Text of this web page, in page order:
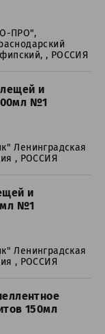
ПРО",
, РОССИЯ
и
№1
Ленинградская
, РОССИЯ
и
№1
Ленинградская
, РОССИЯ
150мл